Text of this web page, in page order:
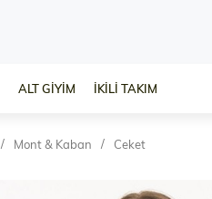
ALT GİYİM İKİLİ TAKIM
Mont & Kaban Ceket